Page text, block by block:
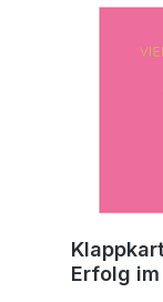
Erfolg